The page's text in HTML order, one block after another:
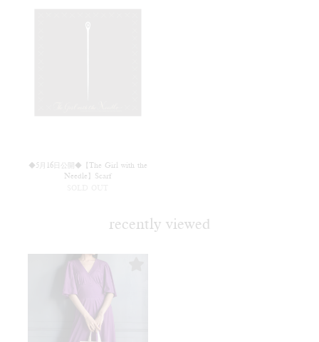
◆5月16日公開◆【The Girl with the
Needle】Scarf
recently viewed